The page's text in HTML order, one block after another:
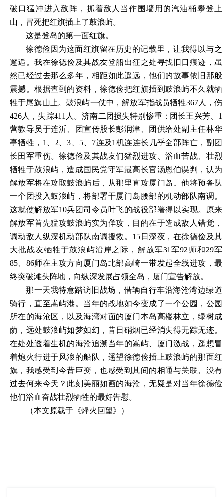
破口猛冲进入敌阵，抓着敌人当作围墙用的汽油桶攀登上
山，冒死把红旗插上了鼓浪屿。
这是登岛的第一面红旗。
徐德俭因为这面红旗留在历史的记载里，让我得以与之
邂逅。我在徐德俭及其战友登船出征之处寻找旧日痕迹，虽
然已经过去那么多年，相距如此遥远，他们的故事依旧那般
震撼。根据查到的资料，徐德俭把红旗插到鼓浪屿不久就牺
牲于尾旗山上。鼓浪屿一仗中，解放军指战员牺牲367人，伤
426人，失踪411人。济南二团损失特别惨重：团长王兴芳、1
营教导员于连沂、团宣传股长彭润津、团供给处副主任林华
亭牺牲，1、2、3、5、7连及1机连连长几乎全部阵亡，副团
长田军重伤。徐德俭及其战友们猛烈进攻、浴血苦战、壮烈
牺牲于鼓浪屿，造成国民党守军最高长官汤恩伯误判，认为
解放军将在攻取鼓浪屿后，从那里直攻厦门岛。他将预备队
一个团投入鼓浪屿，将部署于厦门岛腰部的机动部队南调。
这就使解放军10兵团司令员叶飞的战役部署得以实现。原来
解放军首先猛攻鼓浪屿实为佯攻，目的在于造成敌人错觉，
调动敌人纵深机动部队南调援救。15日深夜，在徐德俭及其
大批战友牺牲于鼓浪屿沿岸之际，解放军31军92师和29军
85、86师在主攻方向厦门岛北部高崎一带发起全线进攻，最
终突破滩头阵地，向纵深发展占领全岛，厦门宣告解放。
那一天我特意踏访旧战场，借辆自行车沿海沧湾边绿道
骑行，直至嵩屿港。当年的战地如今变成了一个公园，公园
所在的海沧区，以及海湾对面的厦门本岛高楼林立，绿树成
荫，远处鼓浪屿如梦如幻，昔日硝烟已经消失得无踪无迹。
在处处透着生机的海沧追溯当年的嵩屿、厦门激战，遥想冒
着炮火行进于风浪的船队，遥望徐德俭插上鼓浪屿的那面红
旗，我感受到今昔巨变，也感受到其间的相通与关联。没有
过去何来今天？此刻美丽如画的海沧，无疑是对当年徐德俭
他们浴血奋战壮烈牺牲的最好告慰。
（本文原载于《烽火回望》）